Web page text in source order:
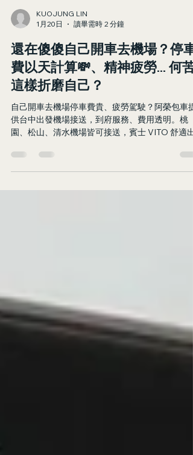
1月20日
讀畢需時 2 分鐘
還在傻傻自己開車去機場？停車
費以天計算💸、精神疲勞... 何苦
這樣折磨自己？
自己開車去機場停車費貴、疲勞駕駛？阿榮包車提
園、松山、清水機場皆可接送，賓士 VITO 舒適出